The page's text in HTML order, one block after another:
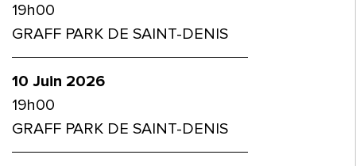
19h00
GRAFF PARK DE SAINT-DENIS
10 Juin 2026
19h00
GRAFF PARK DE SAINT-DENIS